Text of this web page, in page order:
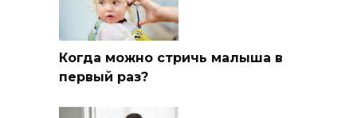
Когда можно стричь малыша в
первый раз?